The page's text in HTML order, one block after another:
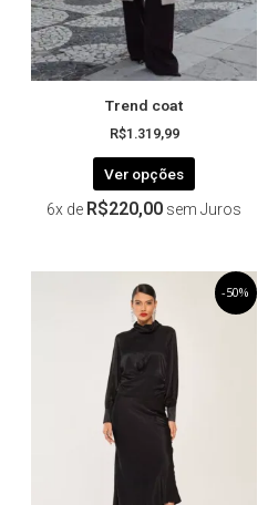
Trend coat
R$1.319,99
Ver opções
escolhidas
na
página
do
6x de R$220,00 sem Juros
-50%
preço
original
era:
R$259,99.
preço
atual
Este
produto